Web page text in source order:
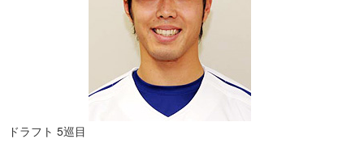
ドラフト 5巡目